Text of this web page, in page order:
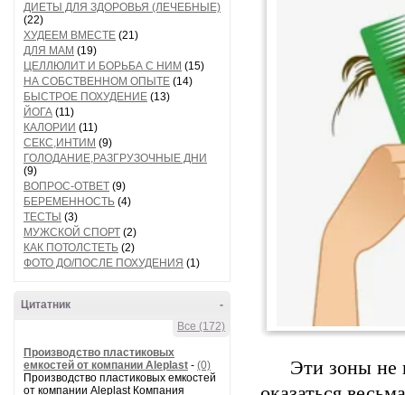
ДИЕТЫ ДЛЯ ЗДОРОВЬЯ (ЛЕЧЕБНЫЕ)
(22)
ХУДЕЕМ ВМЕСТЕ (21)
ДЛЯ МАМ (19)
ЦЕЛЛЮЛИТ И БОРЬБА С НИМ (15)
НА СОБСТВЕННОМ ОПЫТЕ (14)
БЫСТРОЕ ПОХУДЕНИЕ (13)
ЙОГА (11)
КАЛОРИИ (11)
СЕКС,ИНТИМ (9)
ГОЛОДАНИЕ,РАЗГРУЗОЧНЫЕ ДНИ
(9)
ВОПРОС-ОТВЕТ (9)
БЕРЕМЕННОСТЬ (4)
ТЕСТЫ (3)
МУЖСКОЙ СПОРТ (2)
КАК ПОТОЛСТЕТЬ (2)
ФОТО ДО/ПОСЛЕ ПОХУДЕНИЯ (1)
-
Цитатник
Все (172)
Производство пластиковых
емкостей от компании Aleplast - (0)
Производство пластиковых емкостей
от компании Aleplast Компания
Эти зоны не